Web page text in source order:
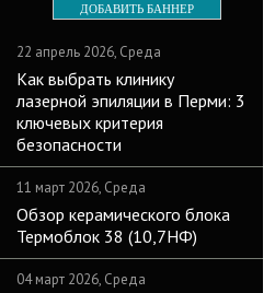
ДОБАВИТЬ БАННЕР
22 апрель 2026, Среда
Как выбрать клинику
лазерной эпиляции в Перми: 3
ключевых критерия
безопасности
11 март 2026, Среда
Обзор керамического блока
Термоблок 38 (10,7НФ)
04 март 2026, Среда